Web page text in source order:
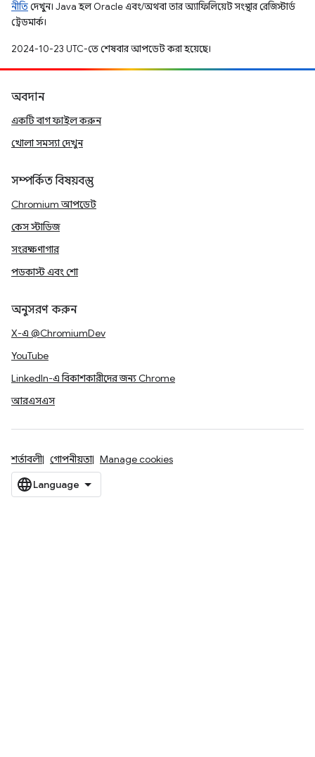
নীতিদেখুন। Java হল Oracle এবং/অথবা তার অ্যাফিলিয়েট সংস্থার রেজিস্টার্ড
ট্রেডমার্ক।
2024-10-23 UTC-তে শেষবার আপডেট করা হয়েছে।
অবদান
একটি বাগ ফাইল করুন
খোলা সমস্যা দেখুন
সম্পর্কিত বিষয়বস্তু
Chromium আপডেট
কেস স্টাডিজ
সংরক্ষণাগার
পডকাস্ট এবং শো
অনুসরণ করুন
X-এ @ChromiumDev
YouTube
LinkedIn-এ বিকাশকারীদের জন্য Chrome
আরএসএস
শর্তাবলী গোপনীয়তা Manage cookies